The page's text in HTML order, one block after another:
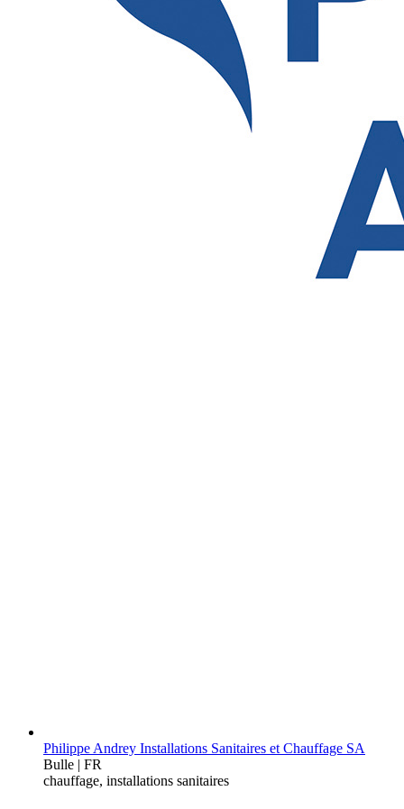
Philippe Andrey Installations Sanitaires et Chauffage SA
Bulle | FR
chauffage, installations sanitaires